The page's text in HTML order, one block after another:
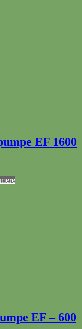
EF 1600
EF – 600